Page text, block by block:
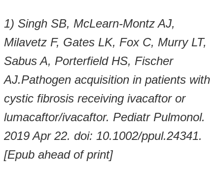
1) Singh SB, McLearn-Montz AJ,
Milavetz F, Gates LK, Fox C, Murry LT,
Sabus A, Porterfield HS, Fischer
AJ.Pathogen acquisition in patients with
cystic fibrosis receiving ivacaftor or
lumacaftor/ivacaftor. Pediatr Pulmonol.
2019 Apr 22. doi: 10.1002/ppul.24341.
[Epub ahead of print]